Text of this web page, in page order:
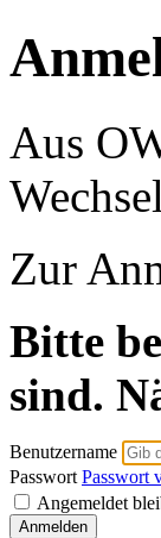
Aus
Zur
Bitte
sind.
Benutzername
Passwort Passwort
Angemeldet